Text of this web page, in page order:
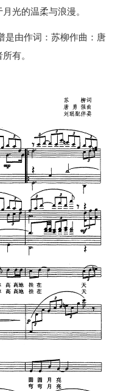
光的温柔与浪漫。
是由作词：苏柳作曲：唐
有。